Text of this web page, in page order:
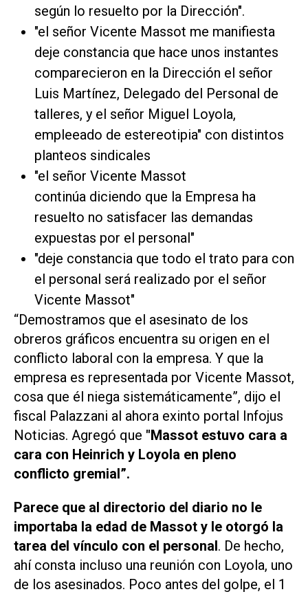
según lo resuelto por la Dirección".
"el señor Vicente Massot me manifiesta
deje constancia que hace unos instantes
comparecieron en la Dirección el señor
Luis Martínez, Delegado del Personal de
talleres, y el señor Miguel Loyola,
empleeado de estereotipia" con distintos
planteos sindicales
"el señor Vicente Massot
continúa diciendo que la Empresa ha
resuelto no satisfacer las demandas
expuestas por el personal"
"deje constancia que todo el trato para con
el personal será realizado por el señor
Vicente Massot"
“Demostramos que el asesinato de los
obreros gráficos encuentra su origen en el
conflicto laboral con la empresa. Y que la
empresa es representada por Vicente Massot,
cosa que él niega sistemáticamente”, dijo el
fiscal Palazzani al ahora exinto portal Infojus
Noticias. Agregó que "Massot estuvo cara a
cara con Heinrich y Loyola en pleno
conflicto gremial”.
Parece que al directorio del diario no le
importaba la edad de Massot y le otorgó la
tarea del vínculo con el personal. De hecho,
ahí consta incluso una reunión con Loyola, uno
de los asesinados. Poco antes del golpe, el 1